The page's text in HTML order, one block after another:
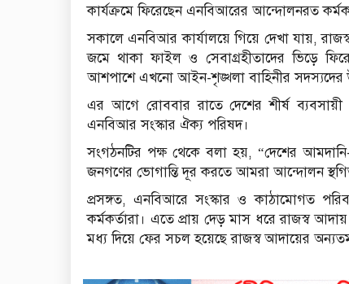
কার্যক্রমে ফিরেছেন এনবিআরের আন্দোলনরত
সকালে এনবিআর কার্যালয়ে গিয়ে দেখা যায়,
জমে থাকা ফাইল ও সেবাগ্রহীতাদের ভিড়ে
আশপাশে এখনো আইন-শৃঙ্খলা বাহিনীর সদস্যদের
এর আগে রোববার রাতে দেশের শীর্ষ ব্যবসায়ী
এনবিআর সংস্কার ঐক্য পরিষদ।
সংগঠনটির পক্ষ থেকে বলা হয়, “দেশের আমদানি-
জনগণের ভোগান্তি দূর করতে আমরা আন্দোলন
প্রসঙ্গত, এনবিআরে সংস্কার ও কাঠামোগত
কর্মকর্তারা। এতে প্রায় দেড় মাস ধরে রাজস্ব
মধ্য দিয়ে ফের সচল হয়েছে রাজস্ব আদায়ের অন্যতম